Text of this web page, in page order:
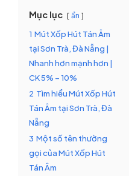
Mục lục ẩn
1 Mút Xốp Hút Tán Âm
tại Sơn Trà, Đà Nẵng |
Nhanh hơn mạnh hơn |
CK 5% – 10%
2 Tìm hiểu Mút Xốp Hút
Tán Âm tại Sơn Trà, Đà
Nẵng
3 Một số tên thường
gọi của Mút Xốp Hút
Tán Âm